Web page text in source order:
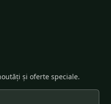
și oferte speciale.